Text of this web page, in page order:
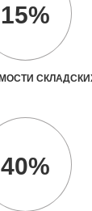
15%
40%